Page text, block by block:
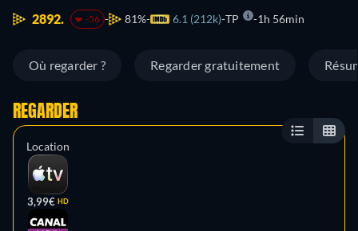
2892.
-56 81% 6.1 (212k) TP 1h 56min
Où regarder ? Regarder gratuitement
REGARDER
Location
3,99€ HD